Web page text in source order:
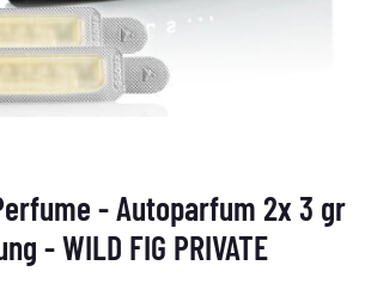
- Autoparfum 2x 3 gr
- WILD FIG PRIVATE